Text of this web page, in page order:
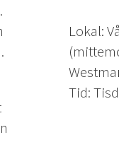
Lokal:
Tid: